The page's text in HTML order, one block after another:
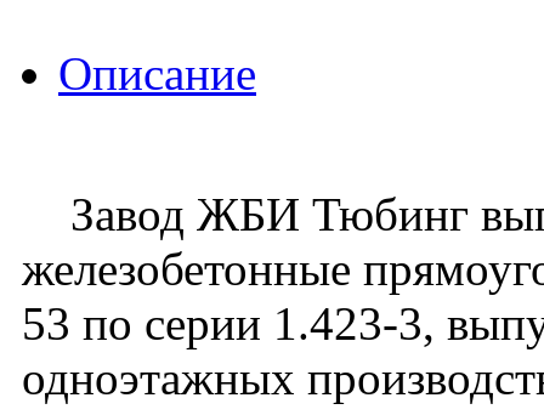
Описание
Завод ЖБИ Тюбинг
железобетонные
53 по серии 1.423-3,
одноэтажных